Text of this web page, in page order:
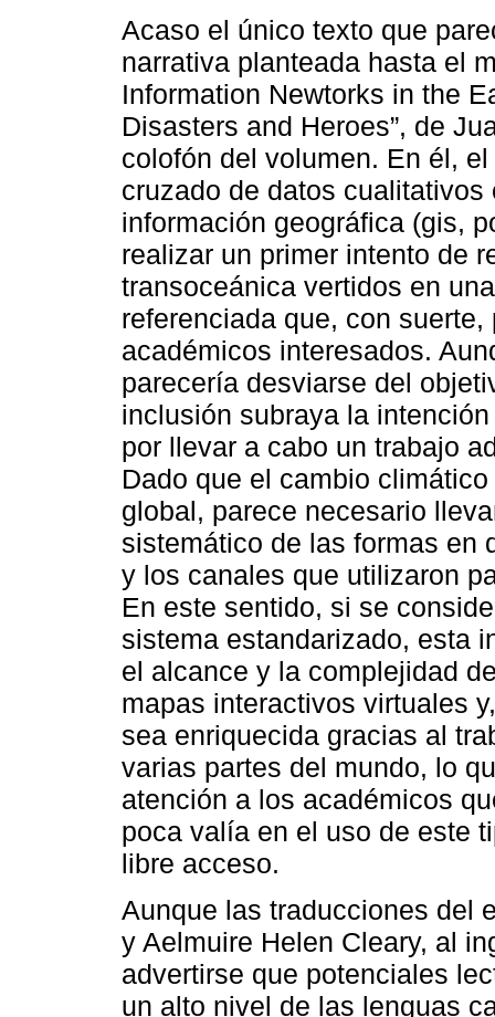
Acaso el único texto que
narrativa planteada hasta el
Information Newtorks in the
Disasters and Heroes”, de
colofón del volumen. En él,
cruzado de datos
información geográfica (gis,
realizar un primer intento de
transoceánica vertidos en
referenciada que, con
académicos interesados.
parecería desviarse del
inclusión subraya la
por llevar a cabo un trabajo
Dado que el cambio
global, parece necesario
sistemático de las formas en
y los canales que utilizaron
En este sentido, si se
sistema estandarizado, esta
el alcance y la complejidad
mapas interactivos virtuales
sea enriquecida gracias al
varias partes del mundo, lo
atención a los académicos
poca valía en el uso de este
libre acceso.
Aunque las traducciones del
y Aelmuire Helen Cleary, al
advertirse que potenciales
un alto nivel de las lenguas